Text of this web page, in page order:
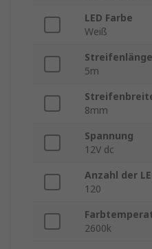
LED Farbe
Weiß
Streifenlänge
5m
8mm
Spannung
12V dc
Anzahl der
120
2600k